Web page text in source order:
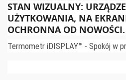
STAN WIZUALNY:
UŻYTKOWANIA, NA
OCHRONNA OD NOWOŚCI.
Termometr iDISPLAY™ - Spokój w